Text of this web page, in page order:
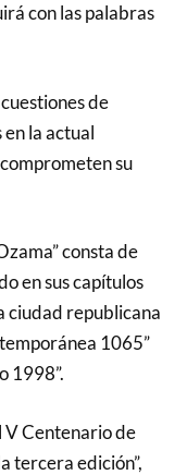
con las palabras
de
la actual
su
consta de
en sus capítulos
ciudad republicana
1065”
1998”.
V Centenario de
tercera edición”,